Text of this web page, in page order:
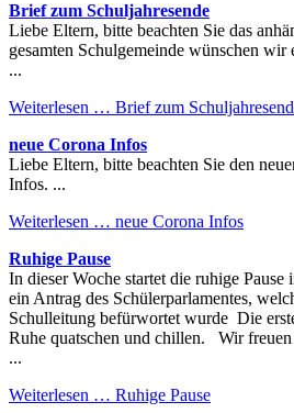
Brief zum Schuljahresende
Liebe Eltern, bitte beachten Sie das
gesamten Schulgemeinde wünschen wir
...
Weiterlesen … Brief zum
neue Corona Infos
Liebe Eltern, bitte beachten Sie den
Infos. ...
Weiterlesen … neue Corona Infos
Ruhige Pause
In dieser Woche startet die ruhige
ein Antrag des Schülerparlamentes,
Schulleitung befürwortet wurde Die
Ruhe quatschen und chillen. Wir
...
Weiterlesen … Ruhige Pause